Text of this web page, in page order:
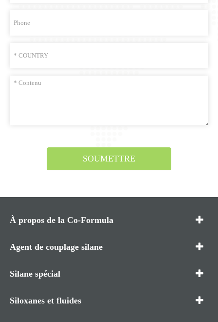
SOUMETTRE
À propos de la Co-Formula
Agent de couplage silane
Silane spécial
Siloxanes et fluides